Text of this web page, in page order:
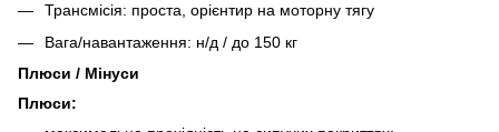
Трансмісія: проста, орієнтир на моторну тягу
Вага/навантаження: н/д / до 150 кг
Плюси / Мінуси
Плюси: